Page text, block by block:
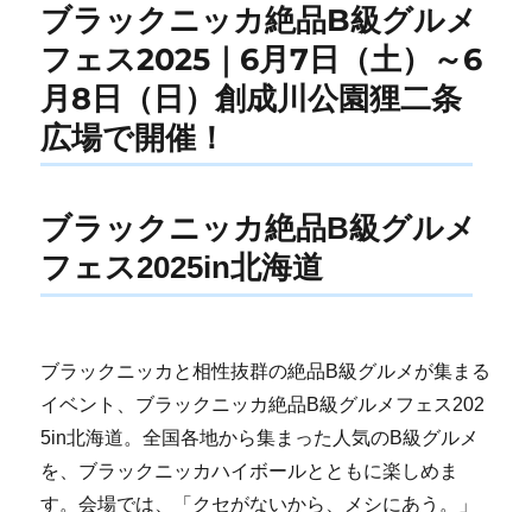
ブラックニッカ絶品B級グルメ
フェス2025｜6月7日（土）～6
月8日（日）創成川公園狸二条
広場で開催！
ブラックニッカ絶品B級グルメ
フェス2025in北海道
ブラックニッカと相性抜群の絶品B級グルメが集まる
イベント、ブラックニッカ絶品B級グルメフェス202
5in北海道。全国各地から集まった人気のB級グルメ
を、ブラックニッカハイボールとともに楽しめま
す。会場では、「クセがないから、メシにあう。」